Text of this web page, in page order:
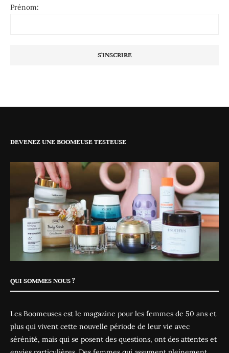
Prénom:
DEVENEZ UNE BOOMEUSE TESTEUSE
QUI SOMMES NOUS ?
Les Boomeuses est le magazine pour les femmes de 50 ans et
plus qui vivent cette nouvelle période de leur vie avec
sérénité, mais qui se posent des questions, ont des attentes et